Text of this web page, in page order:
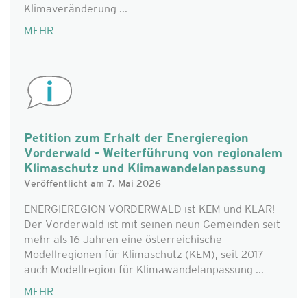
Klimaveränderung ...
MEHR
Petition zum Erhalt der Energieregion
Vorderwald – Weiterführung von regionalem
Klimaschutz und Klimawandelanpassung
Veröffentlicht am 7. Mai 2026
ENERGIEREGION VORDERWALD ist KEM und KLAR!
Der Vorderwald ist mit seinen neun Gemeinden seit
mehr als 16 Jahren eine österreichische
Modellregionen für Klimaschutz (KEM), seit 2017
auch Modellregion für Klimawandelanpassung ...
MEHR